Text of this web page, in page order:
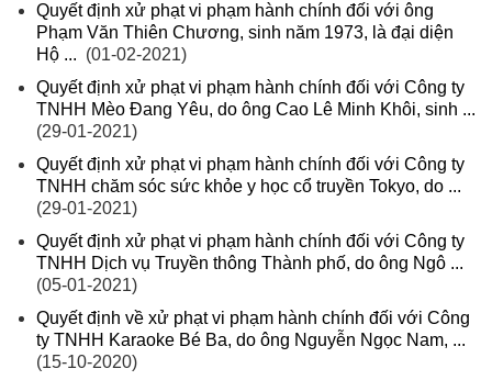
Quyết định xử phạt vi phạm hành chính đối với ông
Phạm Văn Thiên Chương, sinh năm 1973, là đại diện
Hộ ... (01-02-2021)
Quyết định xử phạt vi phạm hành chính đối với Công ty
TNHH Mèo Đang Yêu, do ông Cao Lê Minh Khôi, sinh ...
(29-01-2021)
Quyết định xử phạt vi phạm hành chính đối với Công ty
TNHH chăm sóc sức khỏe y học cổ truyền Tokyo, do ...
(29-01-2021)
Quyết định xử phạt vi phạm hành chính đối với Công ty
TNHH Dịch vụ Truyền thông Thành phố, do ông Ngô ...
(05-01-2021)
Quyết định về xử phạt vi phạm hành chính đối với Công
ty TNHH Karaoke Bé Ba, do ông Nguyễn Ngọc Nam, ...
(15-10-2020)